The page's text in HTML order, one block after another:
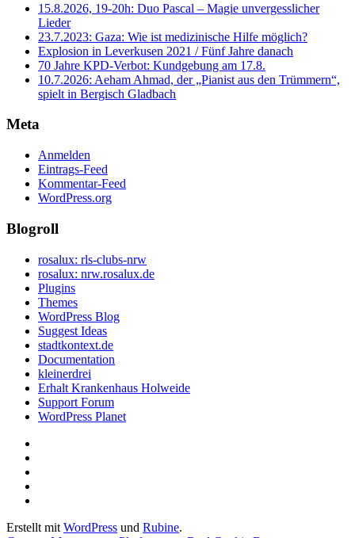
15.8.2026, 19-20h: Duo Pascal – Magie unvergesslicher
Lieder
23.7.2023: Gaza: Wie ist medizinische Hilfe möglich?
Explosion in Leverkusen 2021 / Fünf Jahre danach
70 Jahre KPD‑Verbot: Kundgebung am 17.8.
10.7.2026: Aeham Ahmad, der „Pianist aus den Trümmern“,
spielt in Bergisch Gladbach
Meta
Anmelden
Eintrags-Feed
Kommentar-Feed
WordPress.org
Blogroll
rosalux: rls-clubs-nrw
rosalux: nrw.rosalux.de
Plugins
Themes
WordPress Blog
Suggest Ideas
stadtkontext.de
Documentation
kleinerdrei
Erhalt Krankenhaus Holweide
Support Forum
WordPress Planet
Einstellungen
Erstellt mit WordPress und Rubine.